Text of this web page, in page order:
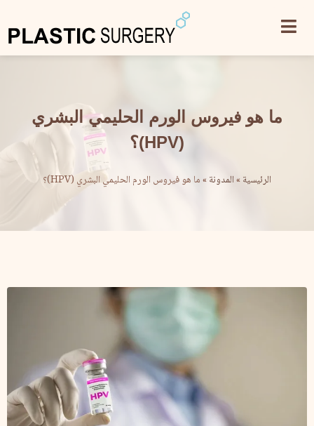
ما هو فيروس الورم الحليمي البشري
(HPV)؟
الرئيسية»المدونة»ما هو فيروس الورم الحليمي البشري (HPV)؟